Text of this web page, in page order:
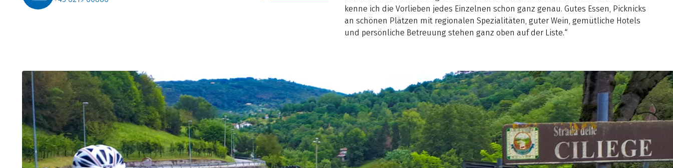
kenne ich die Vorlieben jedes Einzelnen schon ganz genau. Gutes Essen, Picknicks
an schönen Plätzen mit regionalen Spezialitäten, guter Wein, gemütliche Hotels
und persönliche Betreuung stehen ganz oben auf der Liste.“